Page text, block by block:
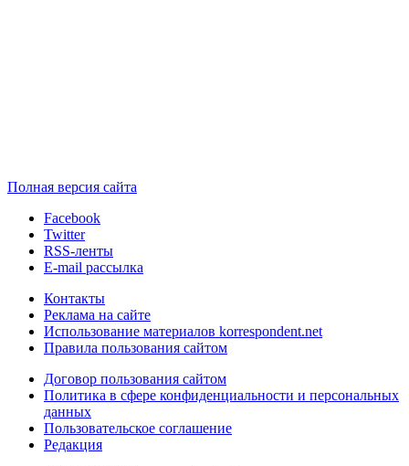
Полная версия сайта
Facebook
Twitter
RSS-ленты
E-mail рассылка
Контакты
Реклама на сайте
Использование материалов korrespondent.net
Правила пользования сайтом
Договор пользования сайтом
Политика в сфере конфиденциальности и персональных
данных
Пользовательское соглашение
Редакция